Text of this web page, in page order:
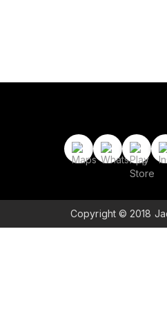
Copyright © 2018